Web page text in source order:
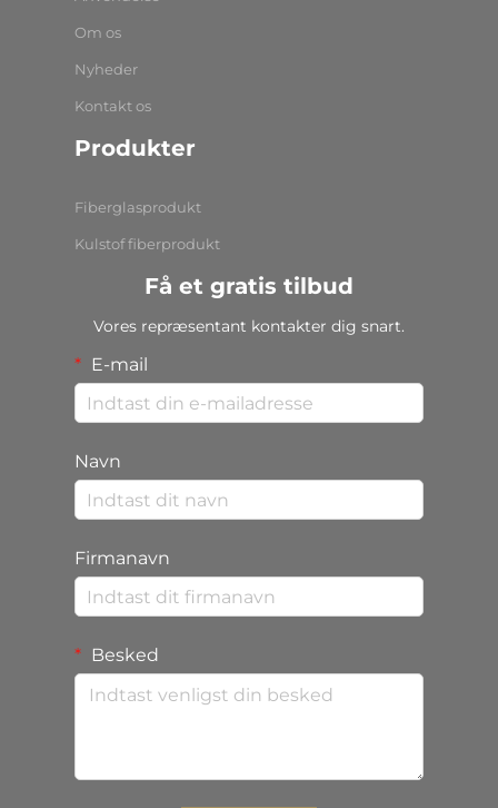
Om os
Nyheder
Kontakt os
Produkter
Fiberglasprodukt
Kulstof fiberprodukt
Få et gratis tilbud
Vores repræsentant kontakter dig snart.
E-mail
Navn
Firmanavn
Besked